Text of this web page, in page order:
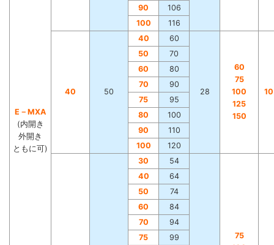
E－MXA
(内開き
外開き
ともに可)
90
106
100
116
40 50
40 60
28
60
75
100
125
150
50
70
60
80
70
90
75
95
80
100
90
110
100
120
30 54
75
40
64
50
74
60
84
70
94
75
99